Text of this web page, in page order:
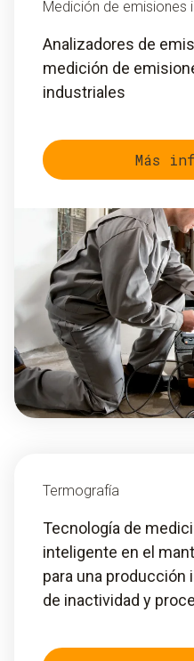
Medición de emisiones
Analizadores de
medición de
industriales
Más
Termografía
Tecnología de
inteligente en el
para una
de inactividad y